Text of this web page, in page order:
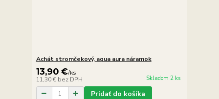
Achát stromčekový, aqua aura náramok
13,90 €/ks
11,30 € bez DPH Skladom 2 ks
Pridať do košíka